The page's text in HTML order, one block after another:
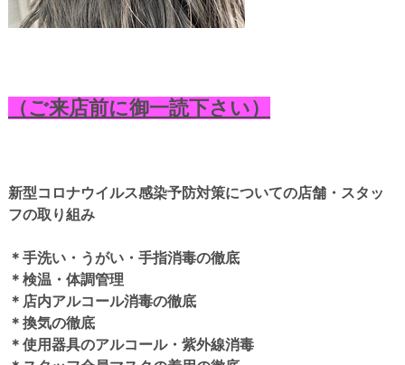
（ご来店前に御一読下さい）
新型コロナウイルス感染予防対策についての店舗・スタッ
フの取り組み
＊手洗い・うがい・手指消毒の徹底
＊検温・体調管理
＊店内アルコール消毒の徹底
＊換気の徹底
＊使用器具のアルコール・紫外線消毒